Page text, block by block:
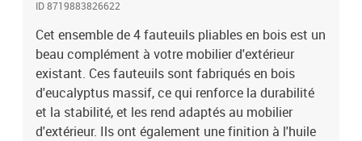
110 kgL'assemblage est requisCoussin inclus : nonLa livraison
contient :4 x chaise pliable de jardinCoussin inclus : non
ID 8719883826622
Cet ensemble de 4 fauteuils pliables en bois est un
beau complément à votre mobilier d'extérieur
existant. Ces fauteuils sont fabriqués en bois
d'eucalyptus massif, ce qui renforce la durabilité
et la stabilité, et les rend adaptés au mobilier
d'extérieur. Ils ont également une finition à l'huile